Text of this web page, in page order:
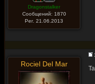
Dragonstalker
Сообщений: 1870
Рег. 21.06.2013
Rociel Del Mar